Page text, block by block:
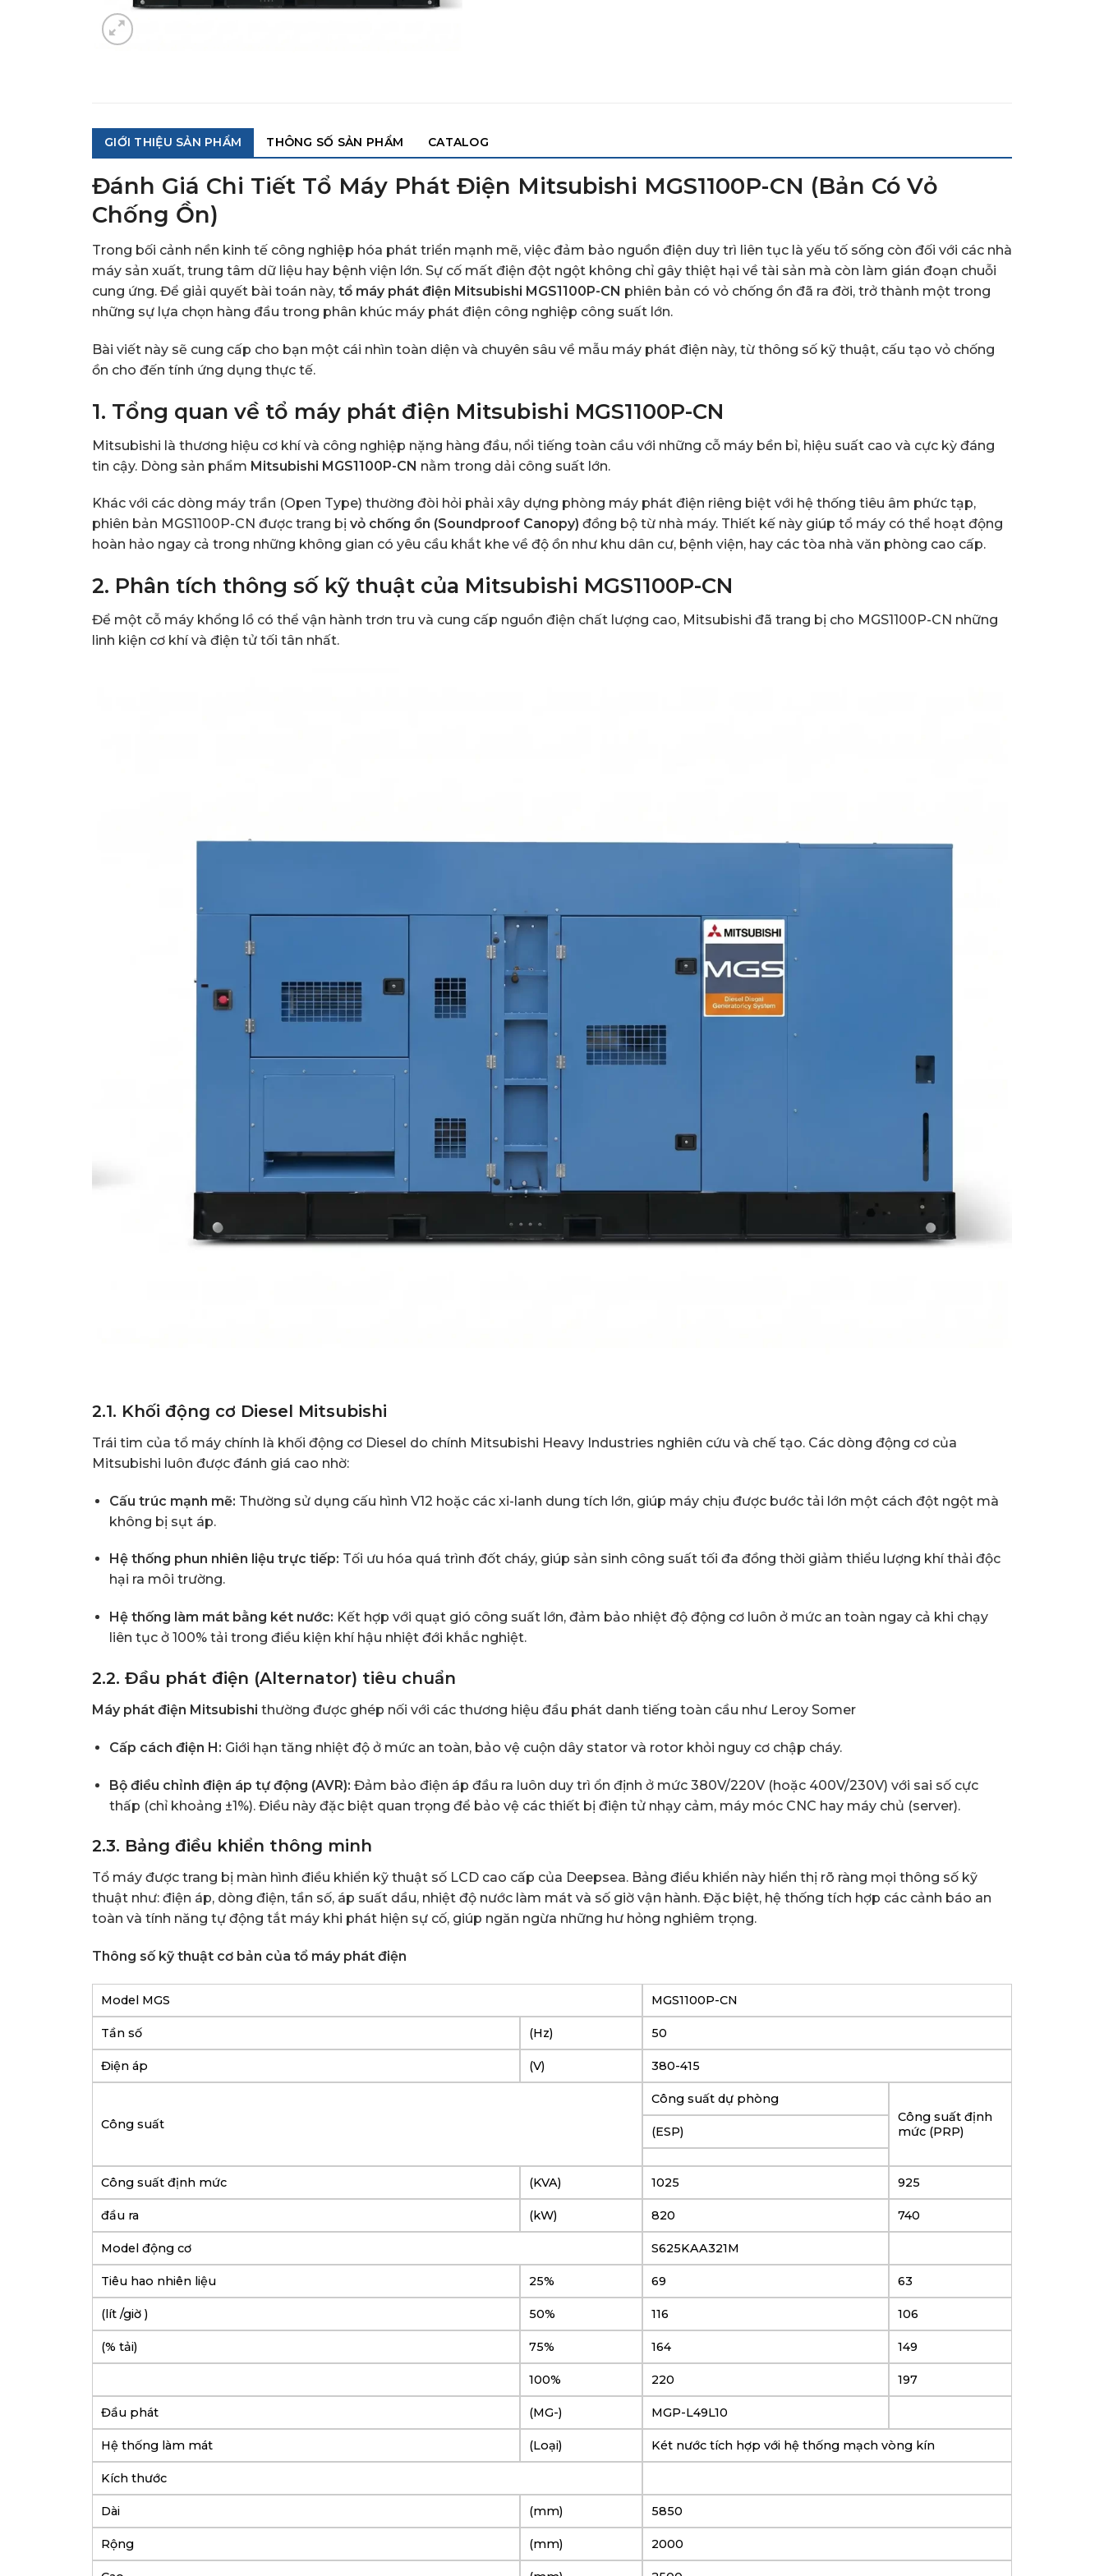
GIỚI THIỆU SẢN PHẨM THÔNG SỐ SẢN PHẨM CATALOG
Đánh Giá Chi Tiết Tổ Máy Phát Điện Mitsubishi MGS1100P-CN (Bản Có Vỏ
Chống Ồn)
Trong bối cảnh nền kinh tế công nghiệp hóa phát triển mạnh mẽ, việc đảm bảo nguồn điện duy trì liên tục là yếu tố sống còn đối với các nhà
máy sản xuất, trung tâm dữ liệu hay bệnh viện lớn. Sự cố mất điện đột ngột không chỉ gây thiệt hại về tài sản mà còn làm gián đoạn chuỗi
cung ứng. Để giải quyết bài toán này, tổ máy phát điện Mitsubishi MGS1100P-CN phiên bản có vỏ chống ồn đã ra đời, trở thành một trong
những sự lựa chọn hàng đầu trong phân khúc máy phát điện công nghiệp công suất lớn.
Bài viết này sẽ cung cấp cho bạn một cái nhìn toàn diện và chuyên sâu về mẫu máy phát điện này, từ thông số kỹ thuật, cấu tạo vỏ chống
ồn cho đến tính ứng dụng thực tế.
1. Tổng quan về tổ máy phát điện Mitsubishi MGS1100P-CN
Mitsubishi là thương hiệu cơ khí và công nghiệp nặng hàng đầu, nổi tiếng toàn cầu với những cỗ máy bền bỉ, hiệu suất cao và cực kỳ đáng
tin cậy. Dòng sản phẩm Mitsubishi MGS1100P-CN nằm trong dải công suất lớn.
Khác với các dòng máy trần (Open Type) thường đòi hỏi phải xây dựng phòng máy phát điện riêng biệt với hệ thống tiêu âm phức tạp,
phiên bản MGS1100P-CN được trang bị vỏ chống ồn (Soundproof Canopy) đồng bộ từ nhà máy. Thiết kế này giúp tổ máy có thể hoạt động
hoàn hảo ngay cả trong những không gian có yêu cầu khắt khe về độ ồn như khu dân cư, bệnh viện, hay các tòa nhà văn phòng cao cấp.
2. Phân tích thông số kỹ thuật của Mitsubishi MGS1100P-CN
Để một cỗ máy khổng lồ có thể vận hành trơn tru và cung cấp nguồn điện chất lượng cao, Mitsubishi đã trang bị cho MGS1100P-CN những
linh kiện cơ khí và điện tử tối tân nhất.
2.1. Khối động cơ Diesel Mitsubishi
Trái tim của tổ máy chính là khối động cơ Diesel do chính Mitsubishi Heavy Industries nghiên cứu và chế tạo. Các dòng động cơ của
Mitsubishi luôn được đánh giá cao nhờ:
Cấu trúc mạnh mẽ: Thường sử dụng cấu hình V12 hoặc các xi-lanh dung tích lớn, giúp máy chịu được bước tải lớn một cách đột ngột mà
không bị sụt áp.
Hệ thống phun nhiên liệu trực tiếp: Tối ưu hóa quá trình đốt cháy, giúp sản sinh công suất tối đa đồng thời giảm thiểu lượng khí thải độc
hại ra môi trường.
Hệ thống làm mát bằng két nước: Kết hợp với quạt gió công suất lớn, đảm bảo nhiệt độ động cơ luôn ở mức an toàn ngay cả khi chạy
liên tục ở 100% tải trong điều kiện khí hậu nhiệt đới khắc nghiệt.
2.2. Đầu phát điện (Alternator) tiêu chuẩn
Máy phát điện Mitsubishi thường được ghép nối với các thương hiệu đầu phát danh tiếng toàn cầu như Leroy Somer
Cấp cách điện H: Giới hạn tăng nhiệt độ ở mức an toàn, bảo vệ cuộn dây stator và rotor khỏi nguy cơ chập cháy.
Bộ điều chỉnh điện áp tự động (AVR): Đảm bảo điện áp đầu ra luôn duy trì ổn định ở mức 380V/220V (hoặc 400V/230V) với sai số cực
thấp (chỉ khoảng ±1%). Điều này đặc biệt quan trọng để bảo vệ các thiết bị điện tử nhạy cảm, máy móc CNC hay máy chủ (server).
2.3. Bảng điều khiển thông minh
Tổ máy được trang bị màn hình điều khiển kỹ thuật số LCD cao cấp của Deepsea. Bảng điều khiển này hiển thị rõ ràng mọi thông số kỹ
thuật như: điện áp, dòng điện, tần số, áp suất dầu, nhiệt độ nước làm mát và số giờ vận hành. Đặc biệt, hệ thống tích hợp các cảnh báo an
toàn và tính năng tự động tắt máy khi phát hiện sự cố, giúp ngăn ngừa những hư hỏng nghiêm trọng.
Thông số kỹ thuật cơ bản của tổ máy phát điện
Model MGS MGS1100P-CN
Tần số (Hz) 50
Điện áp (V) 380-415
Công suất
Công suất dự phòng
Công suất định
mức (PRP)
(ESP)
Công suất định mức (KVA) 1025 925
đầu ra (kW) 820 740
Model động cơ S625KAA321M
Tiêu hao nhiên liệu 25% 69 63
(lít /giờ ) 50% 116 106
(% tải) 75% 164 149
100% 220 197
Đầu phát (MG-) MGP-L49L10
Hệ thống làm mát (Loại) Két nước tích hợp với hệ thống mạch vòng kín
Kích thước
Dài (mm) 5850
Rộng (mm) 2000